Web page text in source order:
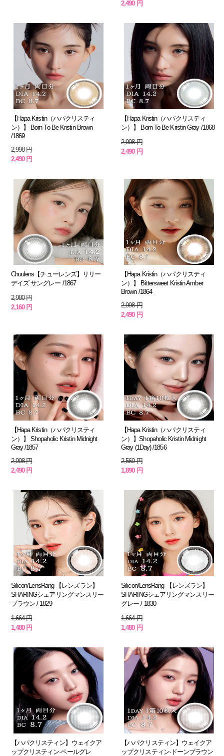
2,490 円
【Hapa Kristin（ハパクリスティ
ン）】 Born To Be Kristin Brown
/1869
2,998 円
2,490 円
【Hapa Kristin（ハパクリスティ
ン）】 Born To Be Kristin Gray /1868
2,998 円
2,490 円
Chuulens【チューレンズ】リリー
デイズ サングレー /1867
2,980 円
2,160 円
【Hapa Kristin（ハパクリスティ
ン）】 Bittersweet Kristin Amber
Brown /1864
2,998 円
2,490 円
【Hapa Kristin（ハパクリスティ
ン）】 Shopaholic Kristin Midnight
Gray /1857
2,998 円
2,490 円
【Hapa Kristin（ハパクリスティ
ン）】Shopaholic Kristin Midnight
Gray (1Day) /1856
2,569 円
1,890 円
Silicon/LensRang 【レンズラン】
SHARINGシェアリングマンスリー
ブラウン / 1829
1,664 円
1,480 円
Silicon/LensRang 【レンズラン】
SHARINGシェアリングマンスリー
グレー / 1830
1,664 円
1,480 円
【ハパクリスティン】ウェイクア
ップクリスティン·ペールグレ
【ハパクリスティン】ウェイクア
ップクリスティン·ドーンブラウン